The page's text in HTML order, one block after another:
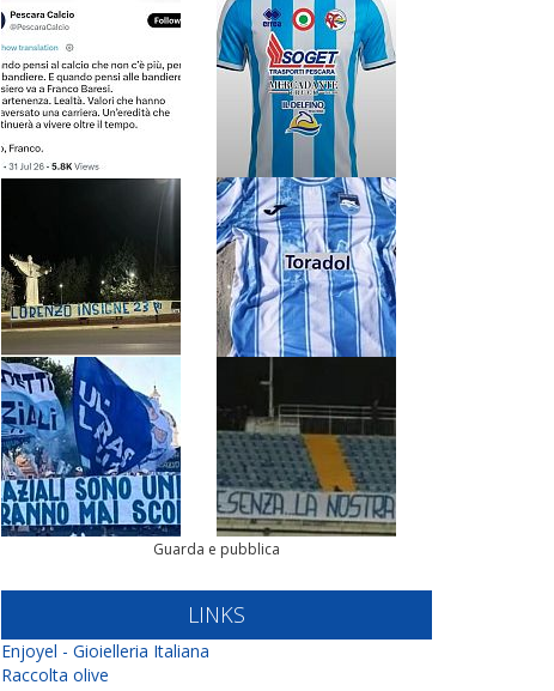
Guarda e pubblica
LINKS
Enjoyel - Gioielleria Italiana
Raccolta olive